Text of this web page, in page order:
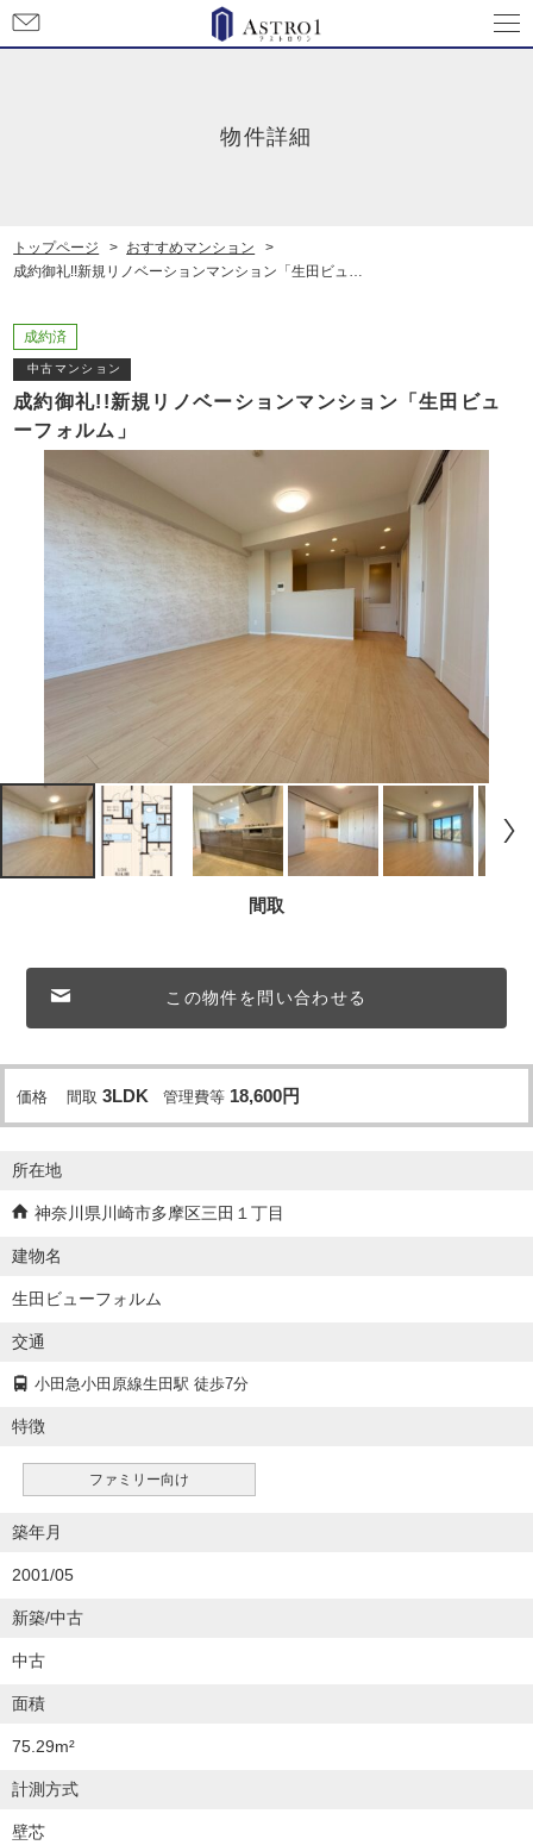
問
物件詳細
トップページ
おすすめマンション
成約御礼!!新規リノベーションマンション「生田ビューフォルム」
成約済
中古マンション
成約御礼!!新規リノベーションマンション「生田ビュ
ーフォルム」
間取
この物件を問い合わせる
価格 間取 3LDK 管理費等 18,600円
所在地
神奈川県川崎市多摩区三田１丁目
建物名
生田ビューフォルム
交通
小田急小田原線生田駅 徒歩7分
特徴
ファミリー向け
築年月
2001/05
新築/中古
中古
面積
75.29m²
計測方式
壁芯